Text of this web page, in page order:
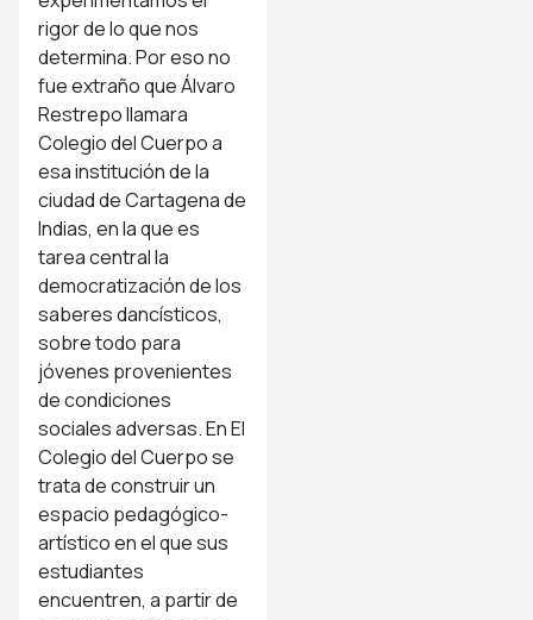
rigor de lo que nos
determina. Por eso no
fue extraño que Álvaro
Restrepo llamara
Colegio del Cuerpo a
esa institución de la
ciudad de Cartagena de
Indias, en la que es
tarea central la
democratización de los
saberes dancísticos,
sobre todo para
jóvenes provenientes
de condiciones
sociales adversas. En El
Colegio del Cuerpo se
trata de construir un
espacio pedagógico-
artístico en el que sus
estudiantes
encuentren, a partir de